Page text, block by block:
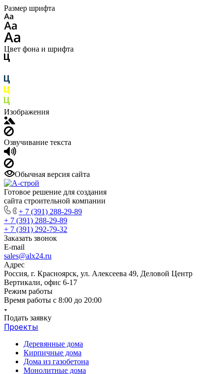
Размер шрифта
Цвет фона и шрифта
Изображения
Озвучивание текста
Обычная версия сайта
Готовое решение для создания
сайта строительной компании
+ 7 (391) 288-29-89
+ 7 (391) 288-29-89
+ 7 (391) 292-79-32
Заказать звонок
E-mail
sales@alx24.ru
Адрес
Россия, г. Красноярск, ул. Алексеева 49, Деловой Центр
Вертикали, офис 6-17
Режим работы
Время работы с 8:00 до 20:00
Подать заявку
Проекты
Деревянные дома
Кирпичные дома
Дома из газобетона
Монолитные дома